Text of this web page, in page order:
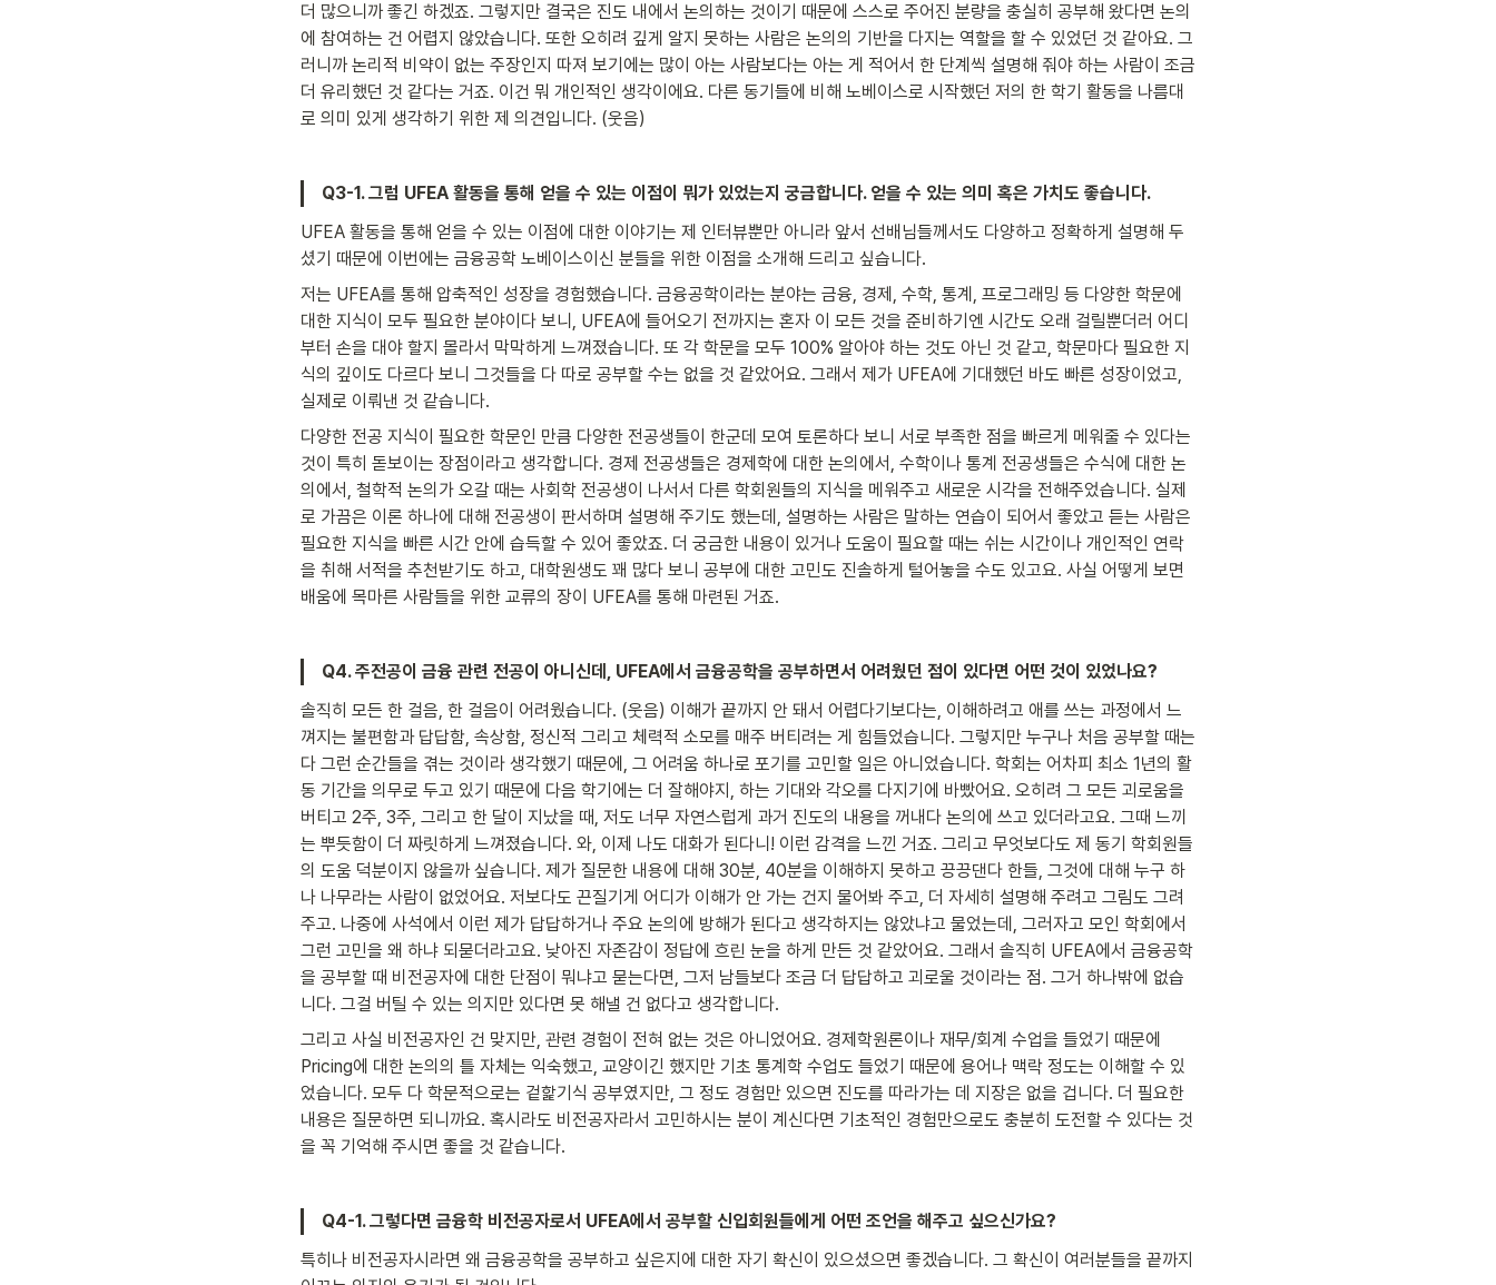
더 많으니까 좋긴 하겠죠. 그렇지만 결국은 진도 내에서 논의하는 것이기 때문에 스스로 주어진 분량을 충실히 공부해 왔다면 논의
에 참여하는 건 어렵지 않았습니다. 또한 오히려 깊게 알지 못하는 사람은 논의의 기반을 다지는 역할을 할 수 있었던 것 같아요. 그
러니까 논리적 비약이 없는 주장인지 따져 보기에는 많이 아는 사람보다는 아는 게 적어서 한 단계씩 설명해 줘야 하는 사람이 조금
더 유리했던 것 같다는 거죠. 이건 뭐 개인적인 생각이에요. 다른 동기들에 비해 노베이스로 시작했던 저의 한 학기 활동을 나름대
로 의미 있게 생각하기 위한 제 의견입니다. (웃음)
Q3-1. 그럼 UFEA 활동을 통해 얻을 수 있는 이점이 뭐가 있었는지 궁금합니다. 얻을 수 있는 의미 혹은 가치도 좋습니다.
UFEA 활동을 통해 얻을 수 있는 이점에 대한 이야기는 제 인터뷰뿐만 아니라 앞서 선배님들께서도 다양하고 정확하게 설명해 두
셨기 때문에 이번에는 금융공학 노베이스이신 분들을 위한 이점을 소개해 드리고 싶습니다.
저는 UFEA를 통해 압축적인 성장을 경험했습니다. 금융공학이라는 분야는 금융, 경제, 수학, 통계, 프로그래밍 등 다양한 학문에
대한 지식이 모두 필요한 분야이다 보니, UFEA에 들어오기 전까지는 혼자 이 모든 것을 준비하기엔 시간도 오래 걸릴뿐더러 어디
부터 손을 대야 할지 몰라서 막막하게 느껴졌습니다. 또 각 학문을 모두 100% 알아야 하는 것도 아닌 것 같고, 학문마다 필요한 지
식의 깊이도 다르다 보니 그것들을 다 따로 공부할 수는 없을 것 같았어요. 그래서 제가 UFEA에 기대했던 바도 빠른 성장이었고,
실제로 이뤄낸 것 같습니다.
다양한 전공 지식이 필요한 학문인 만큼 다양한 전공생들이 한군데 모여 토론하다 보니 서로 부족한 점을 빠르게 메워줄 수 있다는
것이 특히 돋보이는 장점이라고 생각합니다. 경제 전공생들은 경제학에 대한 논의에서, 수학이나 통계 전공생들은 수식에 대한 논
의에서, 철학적 논의가 오갈 때는 사회학 전공생이 나서서 다른 학회원들의 지식을 메워주고 새로운 시각을 전해주었습니다. 실제
로 가끔은 이론 하나에 대해 전공생이 판서하며 설명해 주기도 했는데, 설명하는 사람은 말하는 연습이 되어서 좋았고 듣는 사람은
필요한 지식을 빠른 시간 안에 습득할 수 있어 좋았죠. 더 궁금한 내용이 있거나 도움이 필요할 때는 쉬는 시간이나 개인적인 연락
을 취해 서적을 추천받기도 하고, 대학원생도 꽤 많다 보니 공부에 대한 고민도 진솔하게 털어놓을 수도 있고요. 사실 어떻게 보면
배움에 목마른 사람들을 위한 교류의 장이 UFEA를 통해 마련된 거죠.
Q4. 주전공이 금융 관련 전공이 아니신데, UFEA에서 금융공학을 공부하면서 어려웠던 점이 있다면 어떤 것이 있었나요?
솔직히 모든 한 걸음, 한 걸음이 어려웠습니다. (웃음) 이해가 끝까지 안 돼서 어렵다기보다는, 이해하려고 애를 쓰는 과정에서 느
껴지는 불편함과 답답함, 속상함, 정신적 그리고 체력적 소모를 매주 버티려는 게 힘들었습니다. 그렇지만 누구나 처음 공부할 때는
다 그런 순간들을 겪는 것이라 생각했기 때문에, 그 어려움 하나로 포기를 고민할 일은 아니었습니다. 학회는 어차피 최소 1년의 활
동 기간을 의무로 두고 있기 때문에 다음 학기에는 더 잘해야지, 하는 기대와 각오를 다지기에 바빴어요. 오히려 그 모든 괴로움을
버티고 2주, 3주, 그리고 한 달이 지났을 때, 저도 너무 자연스럽게 과거 진도의 내용을 꺼내다 논의에 쓰고 있더라고요. 그때 느끼
는 뿌듯함이 더 짜릿하게 느껴졌습니다. 와, 이제 나도 대화가 된다니! 이런 감격을 느낀 거죠. 그리고 무엇보다도 제 동기 학회원들
의 도움 덕분이지 않을까 싶습니다. 제가 질문한 내용에 대해 30분, 40분을 이해하지 못하고 끙끙댄다 한들, 그것에 대해 누구 하
나 나무라는 사람이 없었어요. 저보다도 끈질기게 어디가 이해가 안 가는 건지 물어봐 주고, 더 자세히 설명해 주려고 그림도 그려
주고. 나중에 사석에서 이런 제가 답답하거나 주요 논의에 방해가 된다고 생각하지는 않았냐고 물었는데, 그러자고 모인 학회에서
그런 고민을 왜 하냐 되묻더라고요. 낮아진 자존감이 정답에 흐린 눈을 하게 만든 것 같았어요. 그래서 솔직히 UFEA에서 금융공학
을 공부할 때 비전공자에 대한 단점이 뭐냐고 묻는다면, 그저 남들보다 조금 더 답답하고 괴로울 것이라는 점. 그거 하나밖에 없습
니다. 그걸 버틸 수 있는 의지만 있다면 못 해낼 건 없다고 생각합니다.
그리고 사실 비전공자인 건 맞지만, 관련 경험이 전혀 없는 것은 아니었어요. 경제학원론이나 재무/회계 수업을 들었기 때문에
Pricing에 대한 논의의 틀 자체는 익숙했고, 교양이긴 했지만 기초 통계학 수업도 들었기 때문에 용어나 맥락 정도는 이해할 수 있
었습니다. 모두 다 학문적으로는 겉핥기식 공부였지만, 그 정도 경험만 있으면 진도를 따라가는 데 지장은 없을 겁니다. 더 필요한
내용은 질문하면 되니까요. 혹시라도 비전공자라서 고민하시는 분이 계신다면 기초적인 경험만으로도 충분히 도전할 수 있다는 것
을 꼭 기억해 주시면 좋을 것 같습니다.
Q4-1. 그렇다면 금융학 비전공자로서 UFEA에서 공부할 신입회원들에게 어떤 조언을 해주고 싶으신가요?
특히나 비전공자시라면 왜 금융공학을 공부하고 싶은지에 대한 자기 확신이 있으셨으면 좋겠습니다. 그 확신이 여러분들을 끝까지